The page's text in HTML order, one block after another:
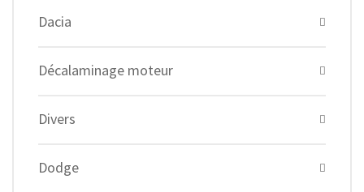
Dacia
Décalaminage moteur
Divers
Dodge